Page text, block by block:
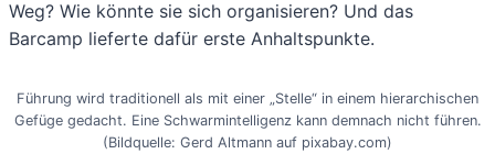
Weg? Wie könnte sie sich organisieren? Und das
Barcamp lieferte dafür erste Anhaltspunkte.
Führung wird traditionell als mit einer „Stelle“ in einem hierarchischen
Gefüge gedacht. Eine Schwarmintelligenz kann demnach nicht führen.
(Bildquelle: Gerd Altmann auf pixabay.com)